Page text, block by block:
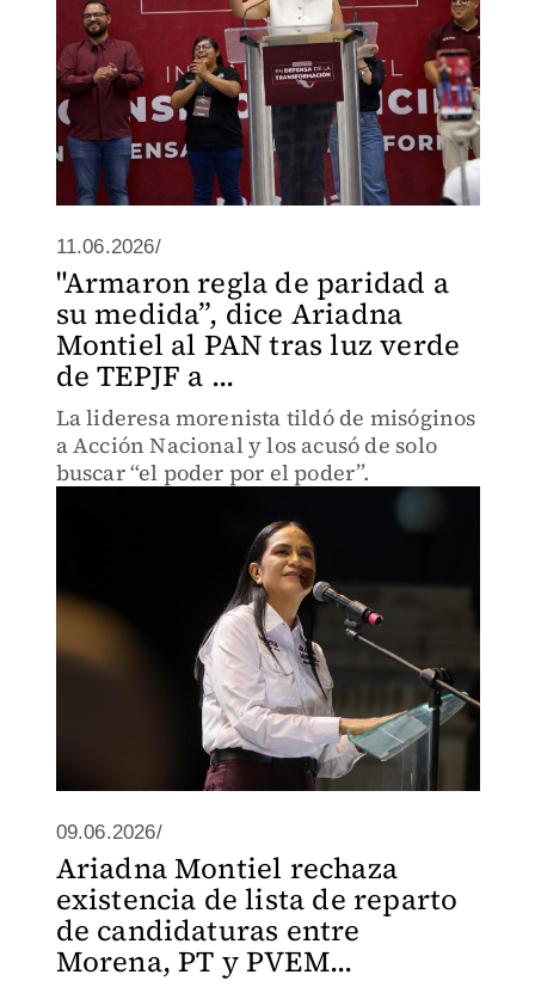
11.06.2026/
"Armaron regla de paridad a
su medida”, dice Ariadna
Montiel al PAN tras luz verde
de TEPJF a ...
La lideresa morenista tildó de misóginos
a Acción Nacional y los acusó de solo
buscar “el poder por el poder”.
09.06.2026/
Ariadna Montiel rechaza
existencia de lista de reparto
de candidaturas entre
Morena, PT y PVEM...